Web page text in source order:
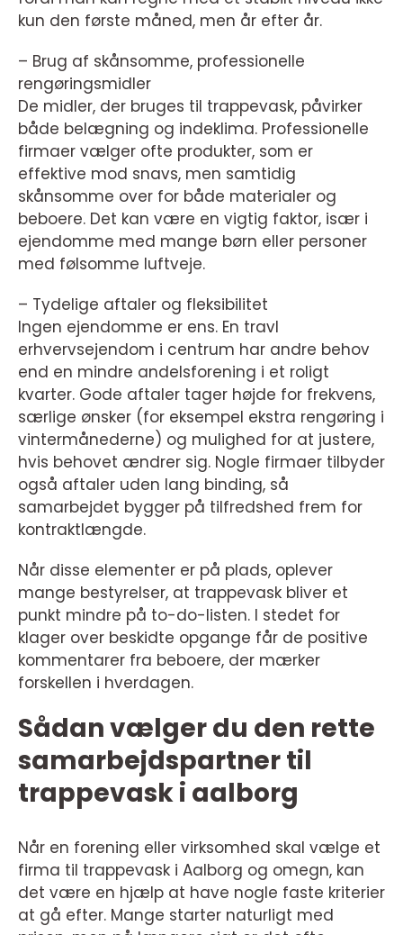
kun den første måned, men år efter år.
– Brug af skånsomme, professionelle
rengøringsmidler
De midler, der bruges til trappevask, påvirker
både belægning og indeklima. Professionelle
firmaer vælger ofte produkter, som er
effektive mod snavs, men samtidig
skånsomme over for både materialer og
beboere. Det kan være en vigtig faktor, især i
ejendomme med mange børn eller personer
med følsomme luftveje.
– Tydelige aftaler og fleksibilitet
Ingen ejendomme er ens. En travl
erhvervsejendom i centrum har andre behov
end en mindre andelsforening i et roligt
kvarter. Gode aftaler tager højde for frekvens,
særlige ønsker (for eksempel ekstra rengøring i
vintermånederne) og mulighed for at justere,
hvis behovet ændrer sig. Nogle firmaer tilbyder
også aftaler uden lang binding, så
samarbejdet bygger på tilfredshed frem for
kontraktlængde.
Når disse elementer er på plads, oplever
mange bestyrelser, at trappevask bliver et
punkt mindre på to-do-listen. I stedet for
klager over beskidte opgange får de positive
kommentarer fra beboere, der mærker
forskellen i hverdagen.
Sådan vælger du den rette
samarbejdspartner til
trappevask i aalborg
Når en forening eller virksomhed skal vælge et
firma til trappevask i Aalborg og omegn, kan
det være en hjælp at have nogle faste kriterier
at gå efter. Mange starter naturligt med